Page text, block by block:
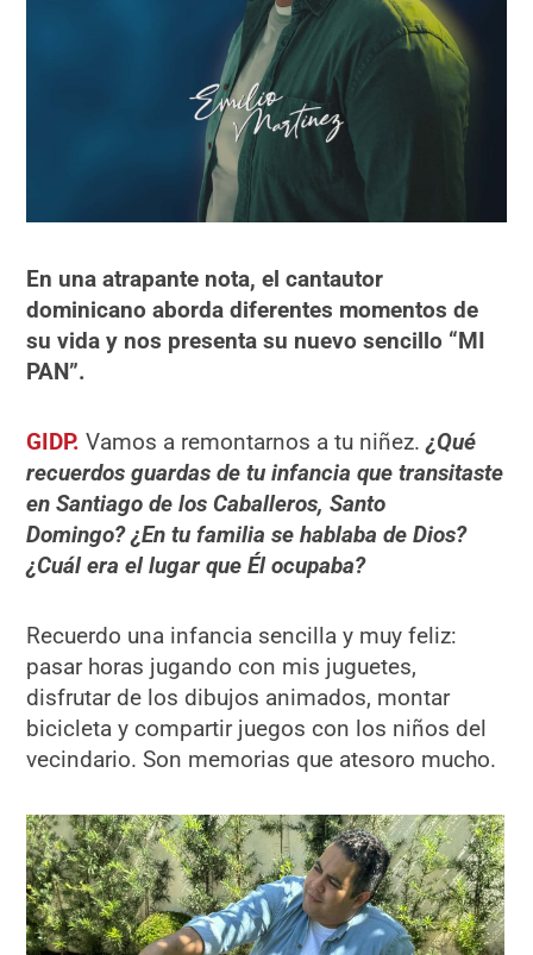
En una atrapante nota, el cantautor
dominicano aborda diferentes momentos de
su vida y nos presenta su nuevo sencillo “MI
PAN”.
GIDP. Vamos a remontarnos a tu niñez.¿Qué
recuerdos guardas de tu infancia que transitaste
en Santiago de los Caballeros, Santo
Domingo?¿En tu familia se hablaba de Dios?
¿Cuál era el lugar que Él ocupaba?
Recuerdo una infancia sencilla y muy feliz:
pasar horas jugando con mis juguetes,
disfrutar de los dibujos animados, montar
bicicleta y compartir juegos con los niños del
vecindario. Son memorias que atesoro mucho.